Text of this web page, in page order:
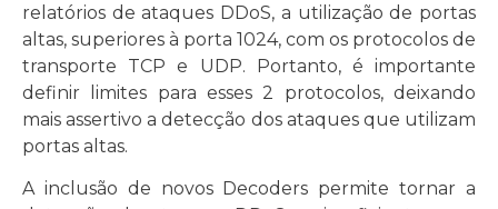
relatórios de ataques DDoS, a utilização de portas
altas, superiores à porta 1024, com os protocolos de
transporte TCP e UDP. Portanto, é importante
definir limites para esses 2 protocolos, deixando
mais assertivo a detecção dos ataques que utilizam
portas altas.
A inclusão de novos Decoders permite tornar a